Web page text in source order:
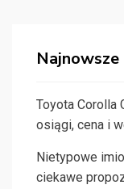
Toyota Corolla
osiągi, cena i
Nietypowe
ciekawe